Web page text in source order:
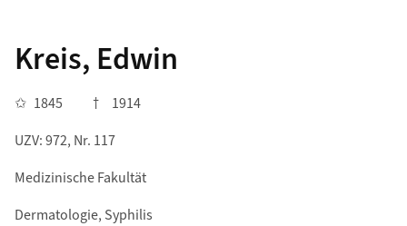
Kreis, Edwin
✩ 1845 †
1914
UZV: 972, Nr. 117
Medizinische Fakultät
Dermatologie, Syphilis